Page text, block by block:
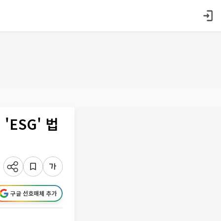
'ESG' 법
구글 선호매체 추가